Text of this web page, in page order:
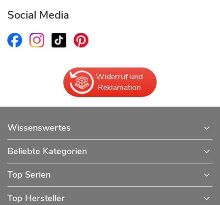
Social Media
Widerruf und
Reklamation
Wissenswertes
Beliebte Kategorien
Top Serien
Top Hersteller